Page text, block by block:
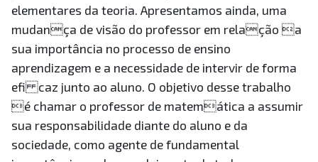
elementares da teoria. Apresentamos ainda, uma
mudança de visão do professor em relação a
sua importância no processo de ensino
aprendizagem e a necessidade de intervir de forma
efi caz junto ao aluno. O objetivo desse trabalho
é chamar o professor de matemática a assumir
sua responsabilidade diante do aluno e da
sociedade, como agente de fundamental